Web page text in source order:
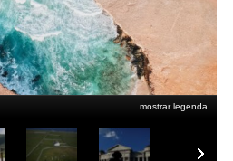
mostrar legenda